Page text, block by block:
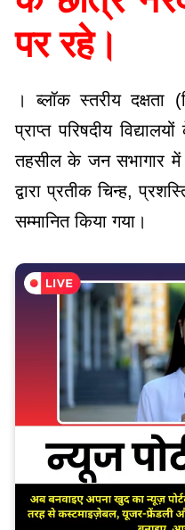
पर रहे।
। ब्लॉक स्तरीय दक्षता
प्राप्त परिषदीय
तहसील के जन सभागार में
द्वारा प्रतीक चिन्ह,
सम्मानित किया गया।